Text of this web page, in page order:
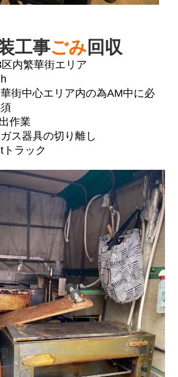
工事ごみ 回収
内繁華街エリア
中心エリア内の為AM中に必
作業
ス器具の切り離し
ラック